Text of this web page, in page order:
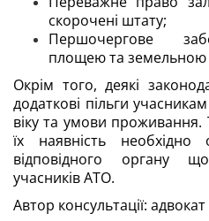
скорочені штату;
Першочергове
площею та земельною
Окрім того, деякі
додаткові пільги
віку та умови
їх наявність
відповідного органу
учасників АТО.
Автор консультації: адвокат